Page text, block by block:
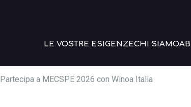
LE VOSTRE ESIGENZECHI SIAMO
Partecipa a MECSPE 2026 con Winoa Italia